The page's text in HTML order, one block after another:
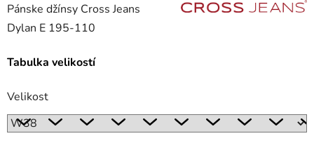
Pánske džínsy Cross Jeans
Dylan E 195-110
Tabulka velikostí
Velikost